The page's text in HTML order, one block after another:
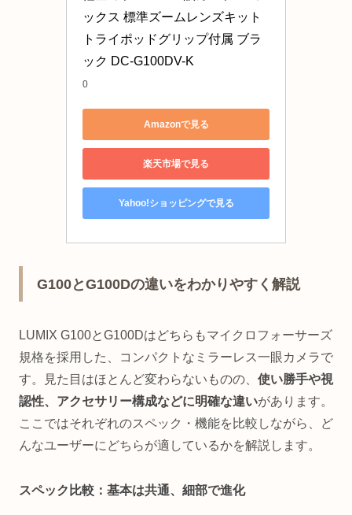
ックス 標準ズームレンズキット
トライポッドグリップ付属 ブラ
ック DC-G100DV-K
0
Amazonで見る
楽天市場で見る
Yahoo!ショッピングで見る
G100とG100Dの違いをわかりやすく解説
LUMIX G100とG100Dはどちらもマイクロフォーサーズ
規格を採用した、コンパクトなミラーレス一眼カメラで
す。見た目はほとんど変わらないものの、 使い勝手や視
認性、アクセサリー構成などに明確な違いがあります。
ここではそれぞれのスペック・機能を比較しながら、ど
んなユーザーにどちらが適しているかを解説します。
スペック比較：基本は共通、細部で進化